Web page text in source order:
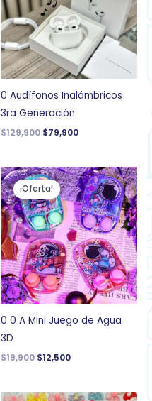
0 Audífonos Inalámbricos
3ra Generación
$129,900 $79,900
¡Oferta!
0 0 A Mini Juego de Agua
3D
$19,900
El
precio
original
era:
$19,900.
$12,500
El
precio
actual
es:
$12,500.